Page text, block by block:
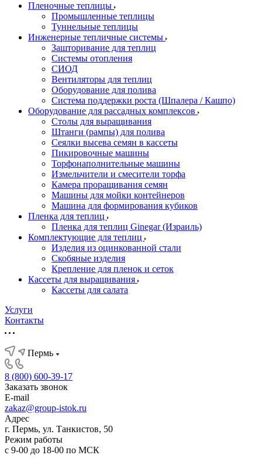
Пленочные теплицы
Промышленные теплицы
Туннельные теплицы
Инженерные тепличные системы
Зашторивание для теплиц
Системы отопления
СИОД
Вентиляторы для теплиц
Оборудование для полива
Система поддержки роста (Шпалера / Кашпо)
Оборудование для рассадных комплексов
Столы для выращивания
Штанги (рампы) для полива
Сеялки высева семян в кассеты
Пикировочные машины
Торфонаполнительные машины
Измельчители и смесители торфа
Камера проращивания семян
Машины для мойки контейнеров
Машина для формирования кубиков
Пленка для теплиц
Пленка для теплиц Ginegar (Израиль)
Комплектующие для теплиц
Изделия из оцинкованной стали
Скобяные изделия
Крепление для пленок и сеток
Кассеты для выращивания
Кассеты для салата
Услуги
Контакты
Пермь
8 (800) 600-39-17
Заказать звонок
E-mail
zakaz@group-istok.ru
Адрес
г. Пермь, ул. Танкистов, 50
Режим работы
с 9-00 до 18-00 по МСК